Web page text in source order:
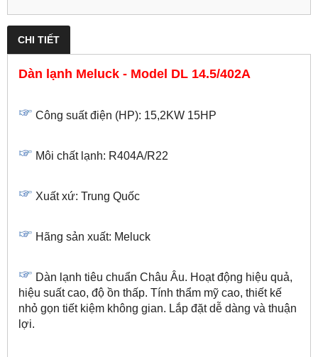
CHI TIẾT
Dàn lạnh Meluck - Model DL 14.5/402A
Công suất điện (HP): 15,2KW 15HP
Môi chất lạnh: R404A/R22
Xuất xứ: Trung Quốc
Hãng sản xuất: Meluck
Dàn lạnh tiêu chuẩn Châu Âu. Hoạt động hiệu quả,
hiệu suất cao, độ ồn thấp. Tính thẩm mỹ cao, thiết kế
nhỏ gọn tiết kiệm không gian. Lắp đặt dễ dàng và thuận
lợi.